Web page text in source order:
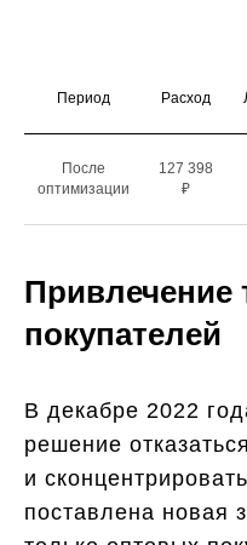
Период Расход
После
оптимизации
127 398
₽
Привлечение
покупателей
В декабре 2022
решение
и
поставлена новая